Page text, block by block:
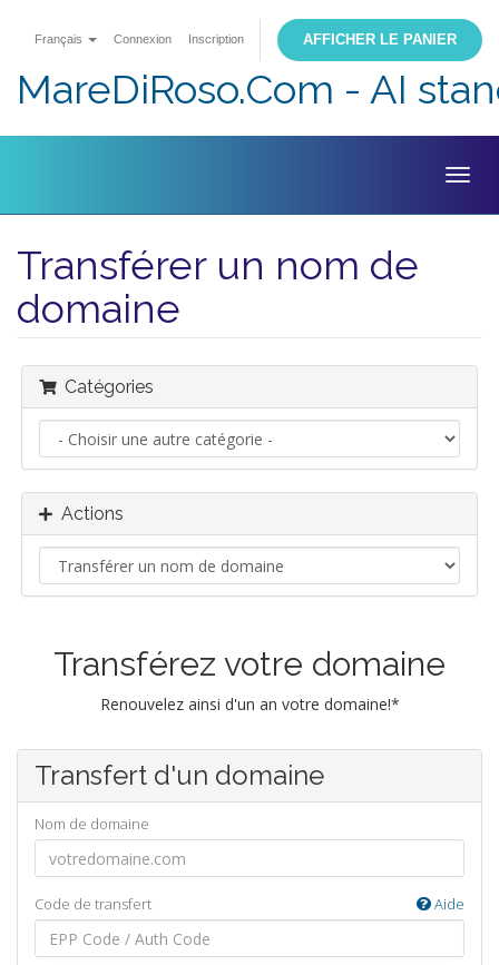
Français Connexion Inscription AFFICHER LE PANIER
MareDiRoso.Com - AI
Transférer un nom de
domaine
Catégories
Actions
Transférez votre domaine
Renouvelez ainsi d'un an votre domaine!*
Transfert d'un domaine
Nom de domaine
Code de transfert Aide